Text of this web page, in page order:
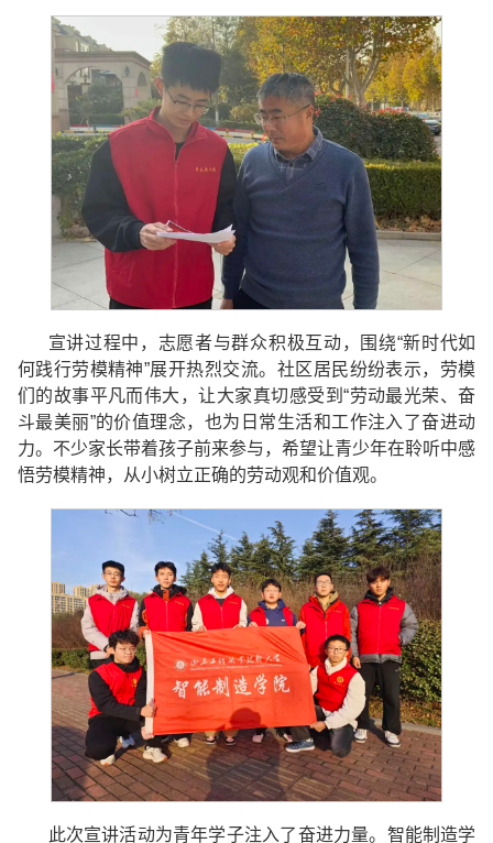
宣讲过程中，志愿者与群众积极互动，围绕“新时代如
何践行劳模精神”展开热烈交流。社区居民纷纷表示，劳模
们的故事平凡而伟大，让大家真切感受到“劳动最光荣、奋
斗最美丽”的价值理念，也为日常生活和工作注入了奋进动
力。不少家长带着孩子前来参与，希望让青少年在聆听中感
悟劳模精神，从小树立正确的劳动观和价值观。
此次宣讲活动为青年学子注入了奋进力量。智能制造学